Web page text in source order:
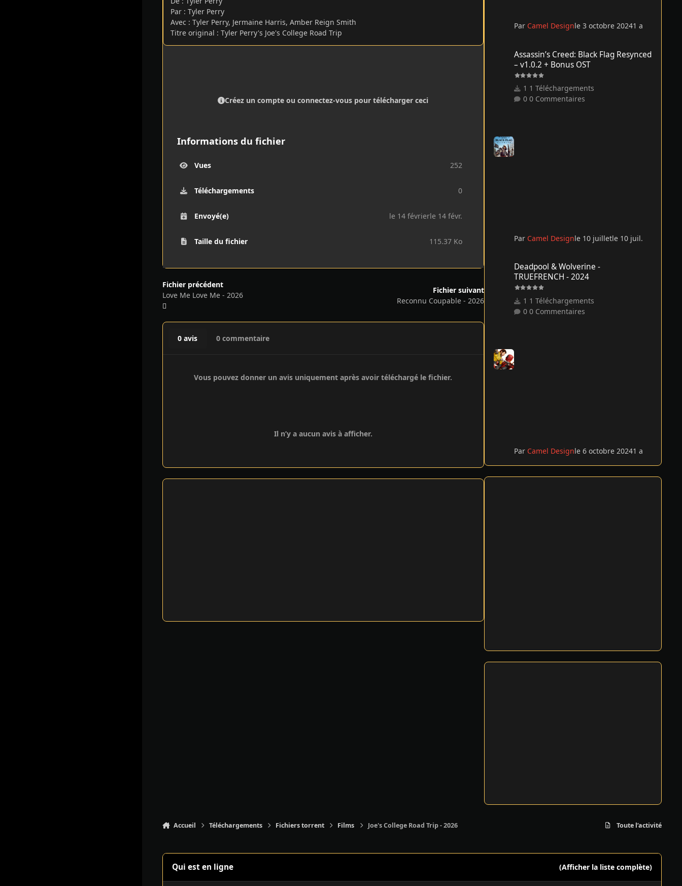
Par : Tyler Perry
Avec : Tyler Perry, Jermaine Harris, Amber Reign Smith
Titre original : Tyler Perry's Joe's College Road Trip
Créez un compte ou connectez-vous pour télécharger ceci
Informations du fichier
Vues 252
Téléchargements 0
Envoyé(e) le 14 févrierle 14 févr.
Taille du fichier 115.37 Ko
Fichier précédent
Love Me Love Me - 2026
Fichier suivant
Reconnu Coupable - 2026
0 avis 0 commentaire
Vous pouvez donner un avis uniquement après avoir téléchargé le fichier.
Il n’y a aucun avis à afficher.
Par Camel Designle 3 octobre 20241 a
Assassin’s Creed: Black Flag Resynced
– v1.0.2 + Bonus OST
1 Téléchargements
0 Commentaires
Par Camel Designle 10 juilletle 10 juil.
Deadpool & Wolverine -
TRUEFRENCH - 2024
1 Téléchargements
0 Commentaires
Par Camel Designle 6 octobre 20241 a
Accueil Téléchargements Fichiers torrent Films Joe's College Road Trip - 2026 Toute l’activité
Qui est en ligne (Afficher la liste complète)